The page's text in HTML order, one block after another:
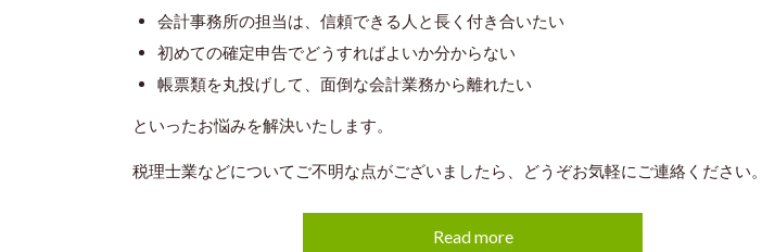
会計事務所の担当は、信頼できる人と長く付き合いたい
初めての確定申告でどうすればよいか分からない
帳票類を丸投げして、面倒な会計業務から離れたい
といったお悩みを解決いたします。
税理士業などについてご不明な点がございましたら、どうぞお気軽にご連絡ください。
Read more